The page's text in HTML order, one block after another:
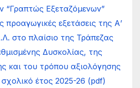
“Γραπτώς Εξεταζόμενων”
προαγωγικές εξετάσεις της Α’
στο πλαίσιο της Τράπεζας
Δυσκολίας, της
και του τρόπου αξιολόγησης
έτος 2025-26 (pdf)